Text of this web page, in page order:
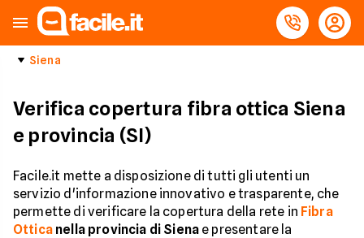
Siena
Verifica copertura fibra ottica Siena
e provincia (SI)
Facile.it mette a disposizione di tutti gli utenti un
servizio d'informazione innovativo e trasparente, che
permette di verificare la copertura della rete in Fibra
Ottica nella provincia di Sienae presentare la